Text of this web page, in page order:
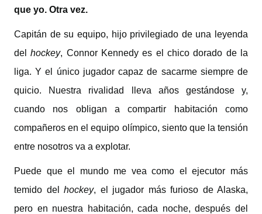
que yo. Otra vez.
Capitán de su equipo, hijo privilegiado de una leyenda
delhockey, Connor Kennedy es el chico dorado de la
liga. Y el único jugador capaz de sacarme siempre de
quicio. Nuestra rivalidad lleva años gestándose y,
cuando nos obligan a compartir habitación como
compañeros en el equipo olímpico, siento que la tensión
entre nosotros va a explotar.
Puede que el mundo me vea como el ejecutor más
temido del hockey, el jugador más furioso de Alaska,
pero en nuestra habitación, cada noche, después del